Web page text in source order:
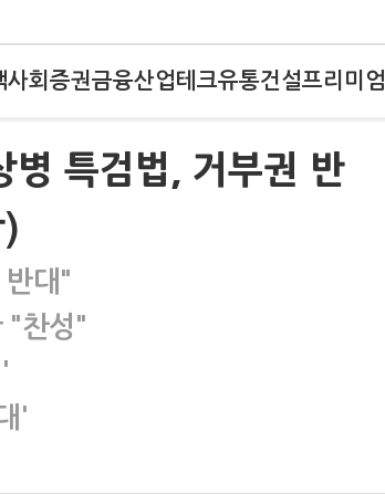
사회 증권금융산업테크유통건설프리미엄
특검법, 거부권 반
대"
"찬성"
'